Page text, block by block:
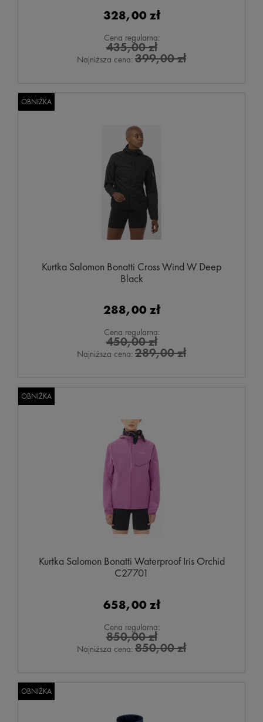
328,00 zł
Cena regularna:
435,00 zł
Najniższa cena: 399,00 zł
Kurtka Salomon Bonatti Cross Wind W Deep
Black
288,00 zł
Cena regularna:
450,00 zł
Najniższa cena: 289,00 zł
OBNIŻKA
Kurtka Salomon Bonatti Waterproof Iris Orchid
C27701
658,00 zł
Cena regularna:
850,00 zł
Najniższa cena: 850,00 zł
OBNIŻKA
OBNIŻKA